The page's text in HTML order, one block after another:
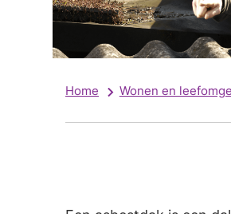
Home Wonen en